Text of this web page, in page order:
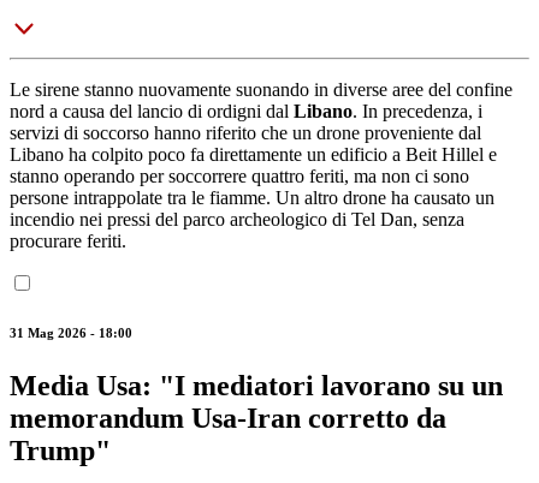
Le sirene stanno nuovamente suonando in diverse aree del confine
nord a causa del lancio di ordigni dal Libano. In precedenza, i
servizi di soccorso hanno riferito che un drone proveniente dal
Libano ha colpito poco fa direttamente un edificio a Beit Hillel e
stanno operando per soccorrere quattro feriti, ma non ci sono
persone intrappolate tra le fiamme. Un altro drone ha causato un
incendio nei pressi del parco archeologico di Tel Dan, senza
procurare feriti.
31 Mag 2026 - 18:00
Media Usa: "I mediatori lavorano su un
memorandum Usa-Iran corretto da
Trump"